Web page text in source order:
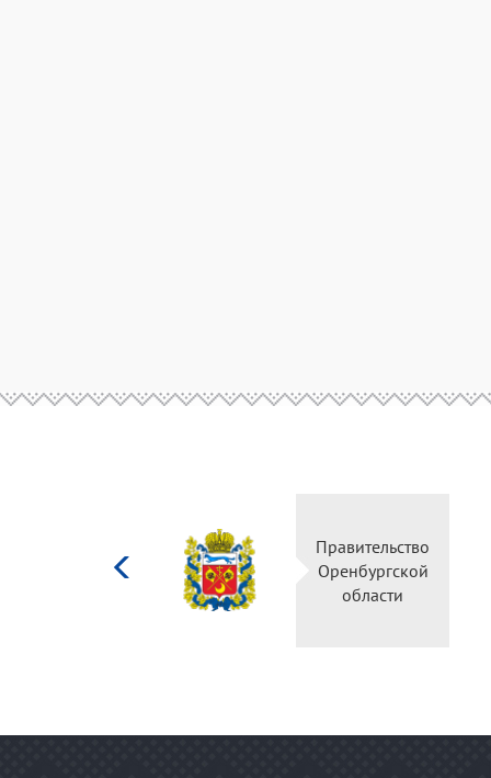
культуры
Российской
Правительство
Оренбургской
области